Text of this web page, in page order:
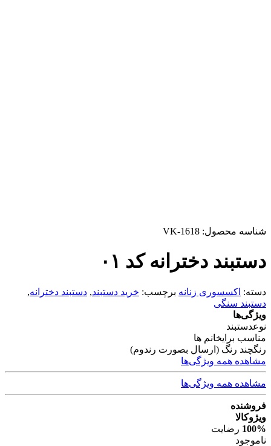
شناسه محصول: VK-1618
دستبند دخترانه کد ۰۱
دسته: اکسسوری زنانه برچسب: خرید دستبند, دستبند دخترانه,
دستبند سنگی
ویژگی‌ها
نوعدستبند
مناسب برایخانم ها
رنگچند رنگ (ارسال بصورت رندوم)
مشاهده همه ویژگی‌ها
مشاهده همه ویژگی‌ها
فروشنده
ویژوکالا
100% رضایت
ناموجود